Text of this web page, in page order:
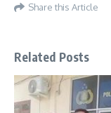
Share this Article
Related Posts